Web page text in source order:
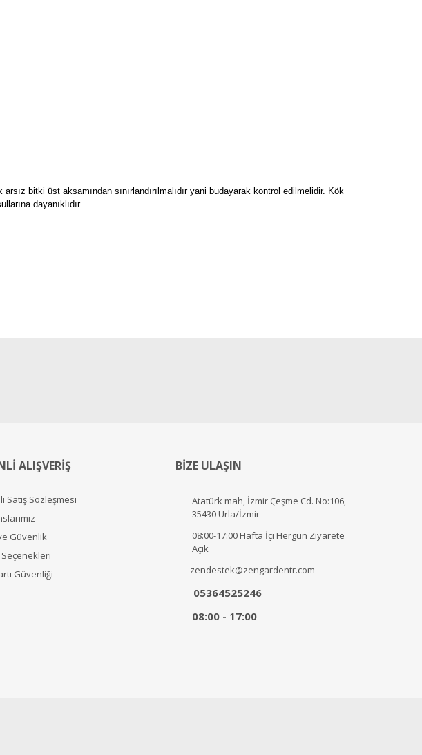
bitki üst aksamından sınırlandırılmalıdır yani budayarak kontrol edilmelidir. Kök
dayanıklıdır.
ALIŞVERİŞ
Satış Sözleşmesi
Güvenlik
Güvenliği
BİZE ULAŞIN
Atatürk mah, İzmir Çeşme Cd. No:106,
35430 Urla/İzmir
08:00-17:00 Hafta İçi Hergün Ziyarete
Açık
zendestek@zengardentr.com
05364525246
08:00 - 17:00